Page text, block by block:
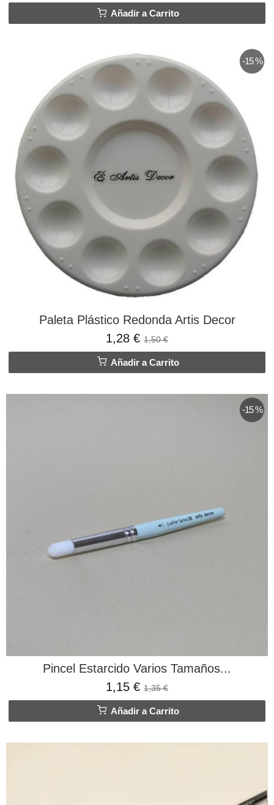
Añadir a Carrito
-15 %
Paleta Plástico Redonda Artis Decor
1,28 € 1,50 €
Añadir a Carrito
-15 %
Pincel Estarcido Varios Tamaños...
1,15 € 1,35 €
Añadir a Carrito